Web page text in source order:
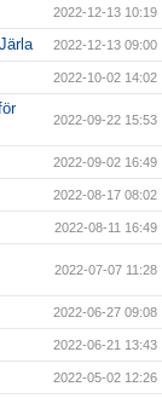
2022-12-13 10:19
2022-12-13 09:00
2022-10-02 14:02
2022-09-22 15:53
2022-09-02 16:49
2022-08-17 08:02
2022-08-11 16:49
2022-07-07 11:28
2022-06-27 09:08
2022-06-21 13:43
2022-05-02 12:26